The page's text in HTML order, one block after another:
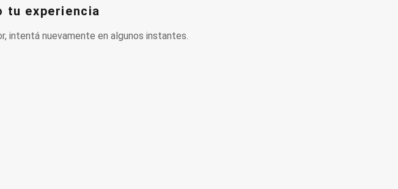
tu experiencia
intentá nuevamente en algunos instantes.